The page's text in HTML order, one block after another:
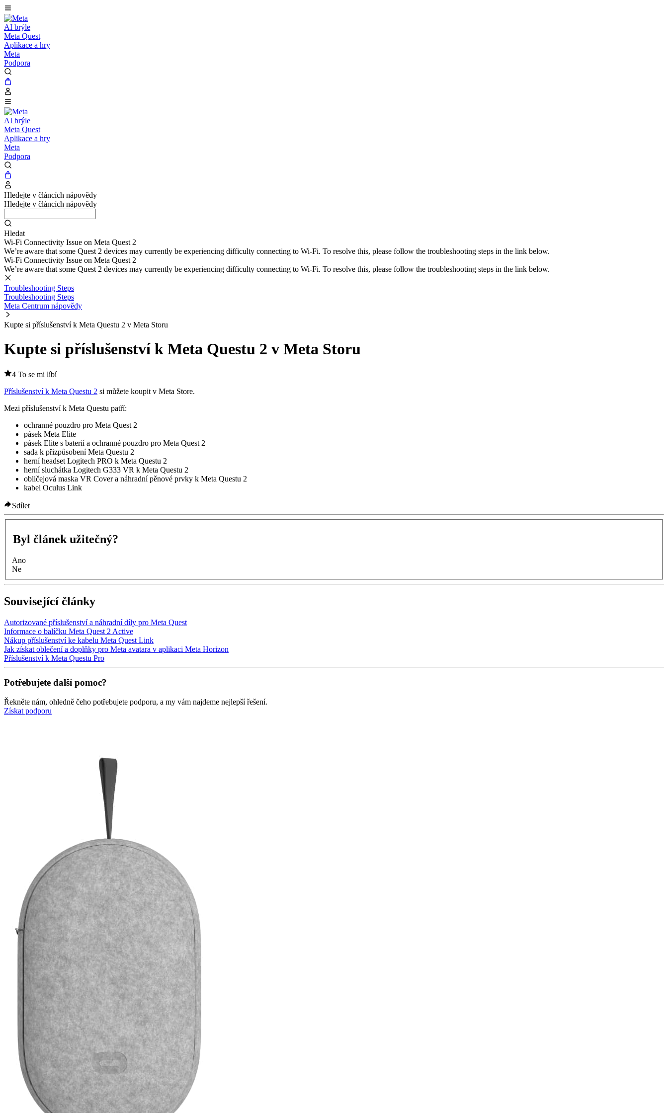
AI brýle
Meta Quest
Aplikace a hry
Meta
Podpora
AI brýle
Meta Quest
Aplikace a hry
Meta
Podpora
Hledejte v článcích nápovědy
Hledejte v článcích nápovědy
Hledat
Wi-Fi Connectivity Issue on Meta Quest 2
We’re aware that some Quest 2 devices may currently be experiencing difficulty connecting to Wi-Fi. To resolve this, please follow the troubleshooting steps in the link below.
Wi-Fi Connectivity Issue on Meta Quest 2
We’re aware that some Quest 2 devices may currently be experiencing difficulty connecting to Wi-Fi. To resolve this, please follow the troubleshooting steps in the link below.
Troubleshooting Steps
Troubleshooting Steps
Meta Centrum nápovědy
Kupte si příslušenství k Meta Questu 2 v Meta Storu
Kupte si příslušenství k Meta Questu 2 v Meta Storu
4 To se mi líbí
Příslušenství k Meta Questu 2 si můžete koupit v Meta Store.
Mezi příslušenství k Meta Questu patří:
ochranné pouzdro pro Meta Quest 2
pásek Meta Elite
pásek Elite s baterií a ochranné pouzdro pro Meta Quest 2
sada k přizpůsobení Meta Questu 2
herní headset Logitech PRO k Meta Questu 2
herní sluchátka Logitech G333 VR k Meta Questu 2
obličejová maska VR Cover a náhradní pěnové prvky k Meta Questu 2
kabel Oculus Link
Sdílet
Byl článek užitečný?
Ano
Ne
Související články
Autorizované příslušenství a náhradní díly pro Meta Quest
Informace o balíčku Meta Quest 2 Active
Nákup příslušenství ke kabelu Meta Quest Link
Jak získat oblečení a doplňky pro Meta avatara v aplikaci Meta Horizon
Příslušenství k Meta Questu Pro
Potřebujete další pomoc?
Řekněte nám, ohledně čeho potřebujete podporu, a my vám najdeme nejlepší řešení.
Získat podporu